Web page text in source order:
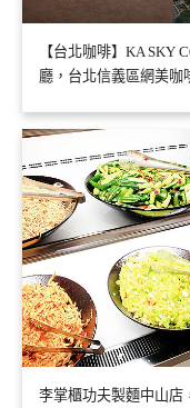
【台北咖啡】KA SKY
廳，台北信義區網美咖
李掌櫃功夫製麵中山店